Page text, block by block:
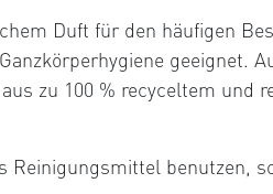
Duft für den häufigen
geeignet.
zu 100 % recyceltem und
Reinigungsmittel benutzen,